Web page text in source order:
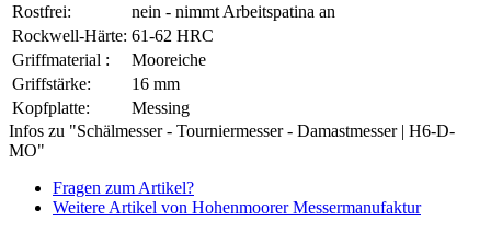
Rostfrei:
nein - nimmt Arbeitspatina an
Rockwell-Härte: 61-62 HRC
Griffmaterial :
Mooreiche
Griffstärke:
16 mm
Kopfplatte:
Messing
Infos zu "Schälmesser - Tourniermesser - Damastmesser | H6-D-
MO"
Fragen zum Artikel?
Weitere Artikel von Hohenmoorer Messermanufaktur